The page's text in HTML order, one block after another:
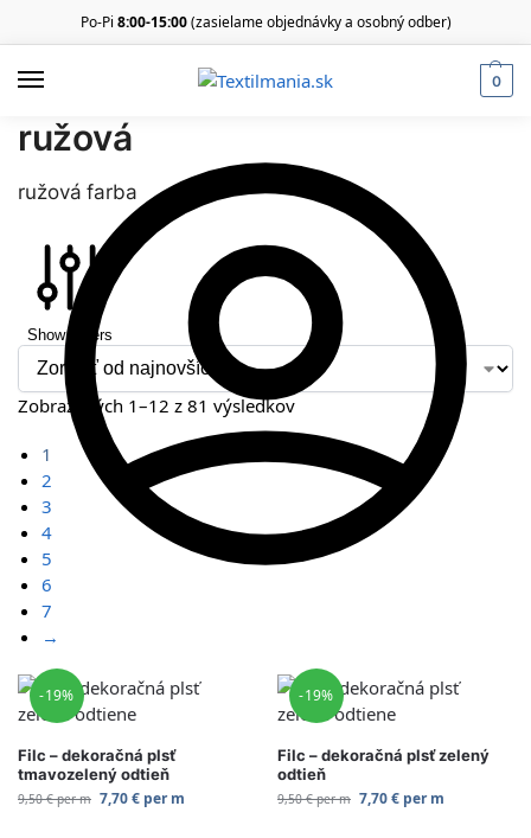
Po-Pi 8:00-15:00(zasielame objednávky a osobný odber)
0
ružová
ružová farba
Show Filters
Zobrazených 1–12 z 81 výsledkov
1
2
3
4
5
6
7
→
-19%
Filc – dekoračná plsť
tmavozelený odtieň
9,50€per m 7,70€ per m
-19%
Filc – dekoračná plsť zelený
odtieň
9,50€per m 7,70€ per m